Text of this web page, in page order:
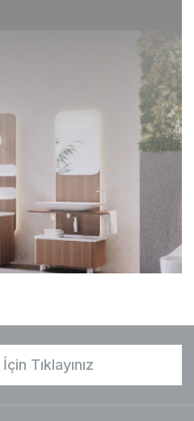
Tıklayınız